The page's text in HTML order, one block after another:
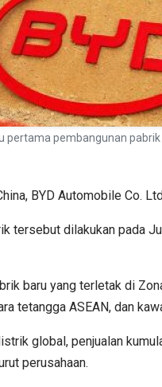
pertama pembangunan
BYD Automobile Co.
tersebut dilakukan pada
baru yang terletak di
tetangga ASEAN, dan
global, penjualan
perusahaan.